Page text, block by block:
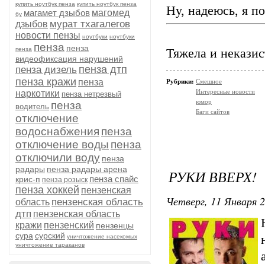
купить ноутбук пенза купить ноутбук пенза
бу магамет дзыбов магомед
дзыбов мурат тхагалегов
новости пензы ноутбуки ноутбуки
пенза пенза пенза
видеофиксация нарушений
пенза дизель пенза дтп
пенза кражи пенза
наркотики пенза нетрезвый
водитель пенза
отключение
водоснабжения пенза
отключение воды пенза
отключили воду пенза
радары пенза радары арена
крис-п пенза розыск пенза спайс
пенза хоккей пензенская
область пензенская область
дтп пензенская область
кражи пензенский пензенцы
сура сурский уничтожение насекомых
уничтожение тараканов
Ну, надеюсь, я
Тяжела и
Рубрики: Смешное
Интересные новости
юмор
Баги сайтов
РУКИ ВВЕРХ!
Четверг, 11 Января